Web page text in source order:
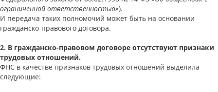
ограниченной ответственностью»).
И передача таких полномочий может быть на основании
гражданско-правового договора.
2. В гражданско-правовом договоре отсутствуют признаки
трудовых отношений.
ФНС в качестве признаков трудовых отношений выделила
следующие: